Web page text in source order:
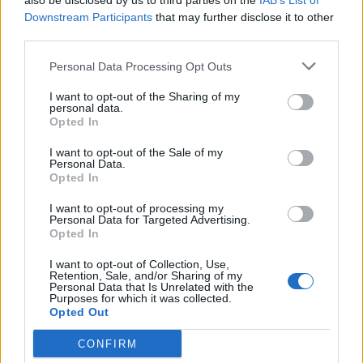
Downstream Participants that may further disclose it to other
Personal Data Processing Opt Outs
I want to opt-out of the Sharing of my
personal data.
Opted In
I want to opt-out of the Sale of my
Personal Data.
Opted In
I want to opt-out of processing my
Personal Data for Targeted Advertising.
Opted In
I want to opt-out of Collection, Use,
Retention, Sale, and/or Sharing of my
Personal Data that Is Unrelated with the
Purposes for which it was collected.
Opted Out
CONFIRM
Allmänt
hybridbilar
Detta köpte jag nyss-tråden 9743 svar
Senaste inlägget av
Volvo 740 med lh2.2 spridare öppnar hela
tiden på tändning.
Senaste inlägget av
felsökning
Ford Mustang e Mac 2023
244 motorbyte till d5252t
Senaste inlägget av Jeppegaming fredag 00:53
(Avancerad)
Senaste projektinläggen